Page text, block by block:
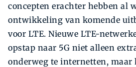
concepten erachter hebben al
ontwikkeling van komende
voor LTE. Nieuwe LTE-
opstap naar 5G niet alleen
onderweg te internetten, maar